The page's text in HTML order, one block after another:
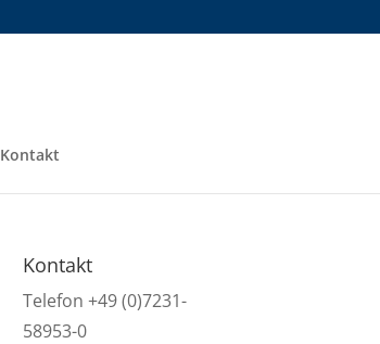
Kontakt
Kontakt
Telefon +49 (0)7231-
58953-0